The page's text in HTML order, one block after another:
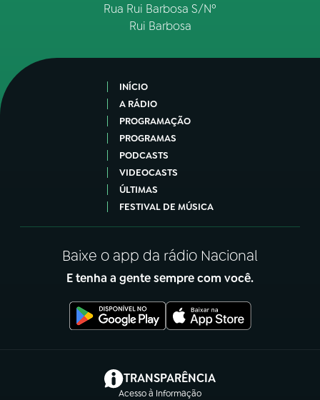
Rua Rui Barbosa S/Nº
Rui Barbosa
INÍCIO
A RÁDIO
PROGRAMAÇÃO
PROGRAMAS
PODCASTS
VIDEOCASTS
ÚLTIMAS
FESTIVAL DE MÚSICA
Baixe o app da rádio Nacional
E tenha a gente sempre com você.
TRANSPARÊNCIA
Acesso à Informação
(abre em nova aba)